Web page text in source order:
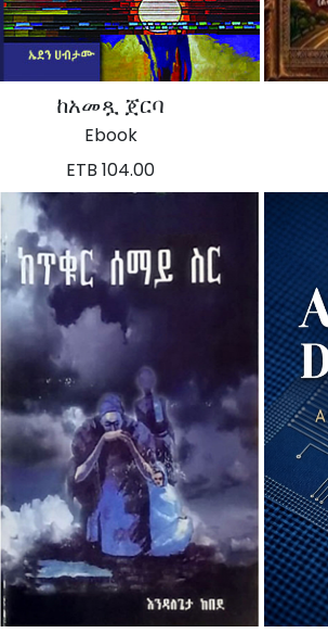
ከአመጿ ጀርባ
Ebook
ETB 104.00